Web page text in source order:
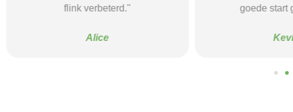
flink verbeterd."
Alice
goede start